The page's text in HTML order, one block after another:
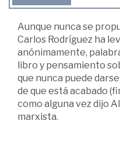
Aunque nunca se
Carlos Rodríguez ha
anónimamente,
libro y pensamiento
que nunca puede
de que está acabado
como alguna vez dijo
marxista.